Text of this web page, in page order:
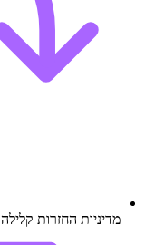
מדיניות החזרות קלילה